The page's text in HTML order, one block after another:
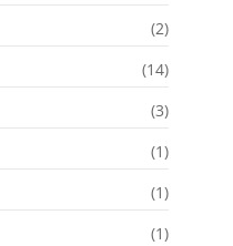
(2)
(14)
(3)
(1)
(1)
(1)